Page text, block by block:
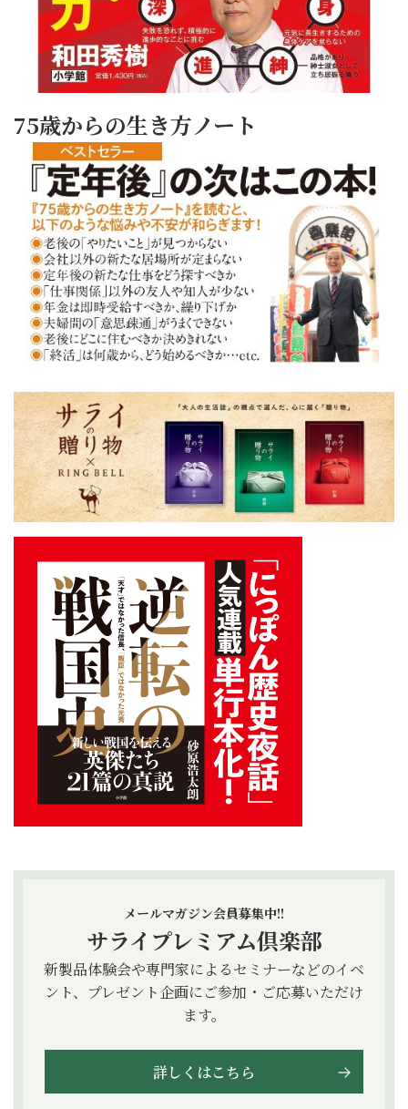
75歳からの生き方ノート
メールマガジン会員募集中!!
サライプレミアム倶楽部
新製品体験会や専門家によるセミナーなどのイベ
ント、プレゼント企画にご参加・ご応募いただけ
ます。
詳しくはこちら